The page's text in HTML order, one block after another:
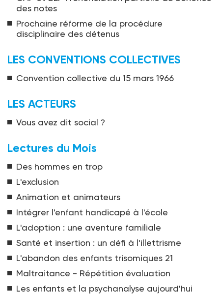
des notes
Prochaine réforme de la procédure
disciplinaire des détenus
LES CONVENTIONS COLLECTIVES
Convention collective du 15 mars 1966
LES ACTEURS
Vous avez dit social ?
Lectures du Mois
Des hommes en trop
L'exclusion
Animation et animateurs
Intégrer l'enfant handicapé à l'école
L'adoption : une aventure familiale
Santé et insertion : un défi à l'illettrisme
L'abandon des enfants trisomiques 21
Maltraitance - Répétition évaluation
Les enfants et la psychanalyse aujourd'hui